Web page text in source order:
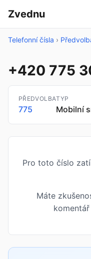
Zvednu
Telefonní čísla ›
+420 775
PŘEDVOLBA
775
TYP
Mobilní
Pro toto číslo
Máte